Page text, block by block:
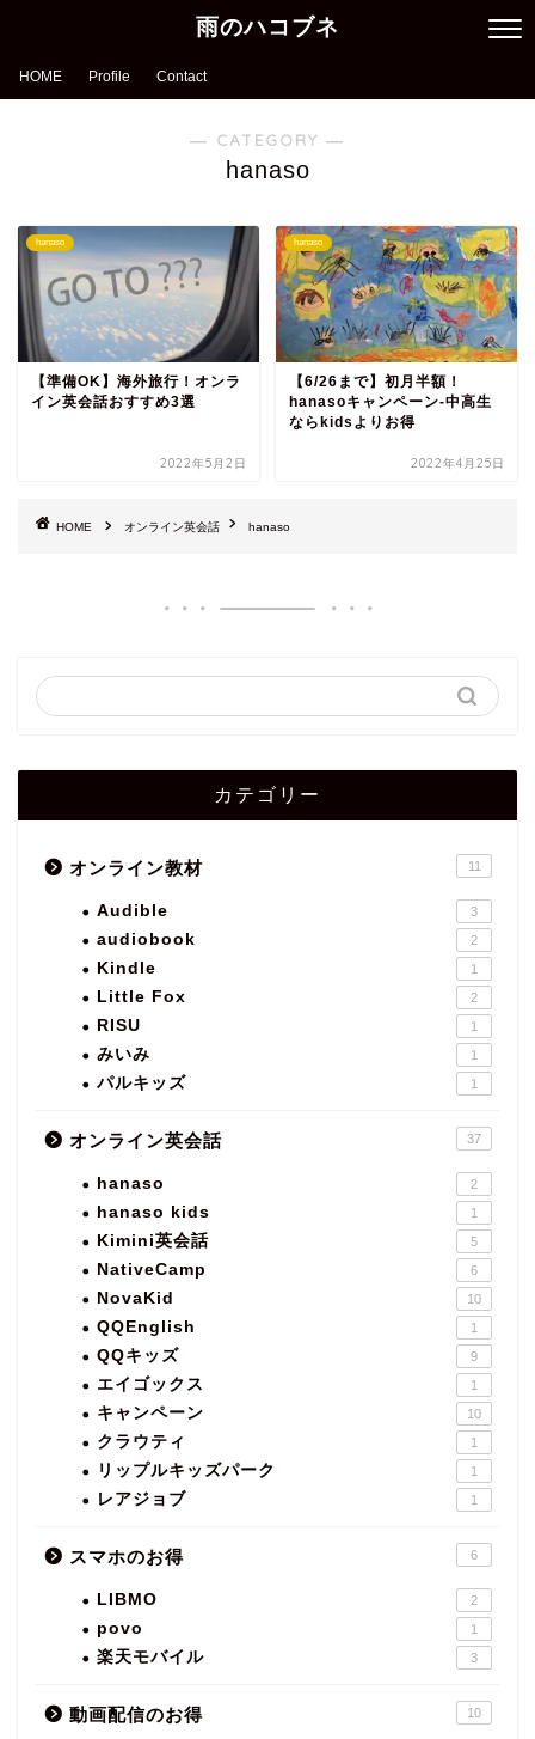
雨のハコブネ
HOME Profile Contact
― CATEGORY ―
hanaso
hanaso
【準備OK】海外旅行！オンラ
イン英会話おすすめ3選
2022年5月2日
hanaso
【6/26まで】初月半額！
hanasoキャンペーン‐中高生
ならkidsよりお得
2022年4月25日
HOME オンライン英会話 hanaso
カテゴリー
オンライン教材 11
Audible 3
audiobook 2
Kindle 1
Little Fox 2
RISU 1
みいみ 1
パルキッズ 1
オンライン英会話 37
hanaso 2
hanaso kids 1
Kimini英会話 5
NativeCamp 6
NovaKid 10
QQEnglish 1
QQキッズ 9
エイゴックス 1
キャンペーン 10
クラウティ 1
リップルキッズパーク 1
レアジョブ 1
スマホのお得 6
LIBMO 2
povo 1
楽天モバイル 3
動画配信のお得 10